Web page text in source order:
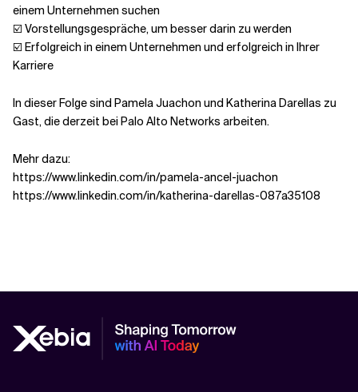
einem Unternehmen suchen
☑️ Vorstellungsgespräche, um besser darin zu werden
☑️ Erfolgreich in einem Unternehmen und erfolgreich in Ihrer
Karriere
In dieser Folge sind Pamela Juachon und Katherina Darellas zu
Gast, die derzeit bei Palo Alto Networks arbeiten.
Mehr dazu:
https://www.linkedin.com/in/pamela-ancel-juachon
https://www.linkedin.com/in/katherina-darellas-087a35108